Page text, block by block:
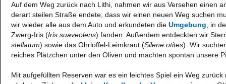
Auf dem Weg zurück nach Lithi, nahmen wir aus Versehen einen
derart steilen Straße endete, dass wir einen neuen Weg suchen
wir wieder alle aus dem Auto und erkundeten die Umgebung , in
Zwerg-Iris (Iris suaveolens) fanden. Außerdem entdeckten wir
stellatum) sowie das Ohrlöffel-Leimkraut (Silene otites). Wir
reiches Plätzchen unter den Oliven und machten spontan unsere
Mit aufgefüllten Reserven war es ein leichtes Spiel ein Weg